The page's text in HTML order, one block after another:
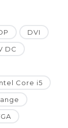
DVI
DC
Core i5